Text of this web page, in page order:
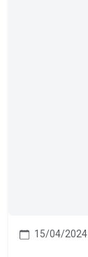
15/04/2024